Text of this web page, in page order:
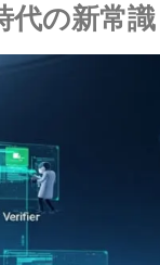
代の新常識